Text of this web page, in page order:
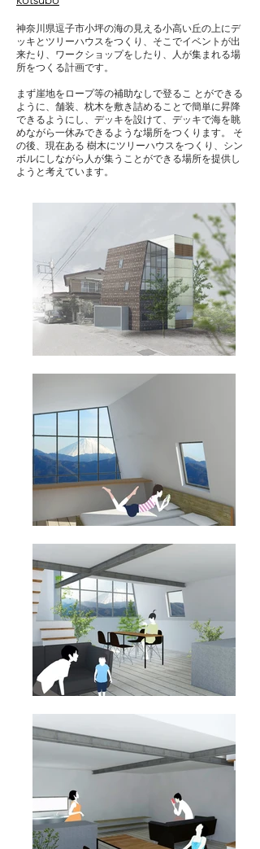
神奈川県逗子市小坪の海の見える小高い丘の上にデ
ッキとツリーハウスをつくり、そこでイベントが出
来たり、ワークショップをしたり、人が集まれる場
所をつくる計画です。
まず崖地をロープ等の補助なしで登るこ とができる
ように、舗装、枕木を敷き詰めることで簡単に昇降
できるようにし、デッキを設けて、デッキで海を眺
めながら一休みできるような場所をつくります。 そ
の後、現在ある 樹木にツリーハウスをつくり、シン
ボルにしながら人が集うことができる場所を提供し
ようと考えています。